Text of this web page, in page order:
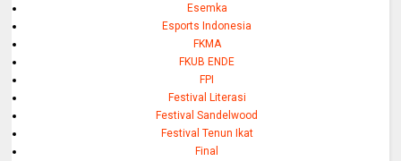
Esemka
Esports Indonesia
FKMA
FKUB ENDE
FPI
Festival Literasi
Festival Sandelwood
Festival Tenun Ikat
Final